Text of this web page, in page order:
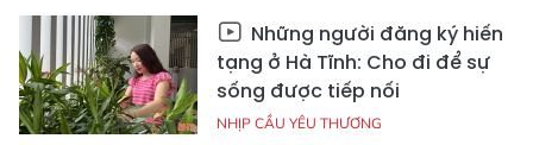
Những người đăng ký hiến
tạng ở Hà Tĩnh: Cho đi để sự
sống được tiếp nối
NHỊP CẦU YÊU THƯƠNG